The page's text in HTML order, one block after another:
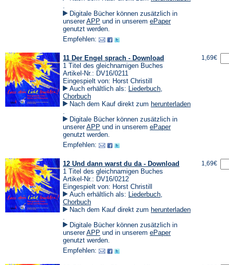
in
einem
neuen
Tab)
.
Digitale Bücher können zusätzlich in
unsererAPP (Öffnet
in
neuen
und in unserem ePaper(Öffnet
genutzt werden.
Empfehlen:
11 Der Engel sprach - Download
1 Titel des gleichnamigen Buches
Artikel-Nr.: DV16/0211
Eingespielt von: Horst Christill
Auch erhältlich als: Liederbuch,
Chorbuch
Nach dem Kauf direkt zum herunterladen
in
einem
neuen
Tab)
.
Digitale Bücher können zusätzlich in
unsererAPP (Öffnet
in
neuen
und in unserem ePaper(Öffnet
genutzt werden.
Empfehlen:
1,69€
12 Und dann warst du da - Download
1 Titel des gleichnamigen Buches
Artikel-Nr.: DV16/0212
Eingespielt von: Horst Christill
Auch erhältlich als: Liederbuch,
Chorbuch
Nach dem Kauf direkt zum herunterladen
in
einem
neuen
Tab)
.
Digitale Bücher können zusätzlich in
unsererAPP (Öffnet
in
neuen
und in unserem ePaper(Öffnet
genutzt werden.
Empfehlen:
1,69€